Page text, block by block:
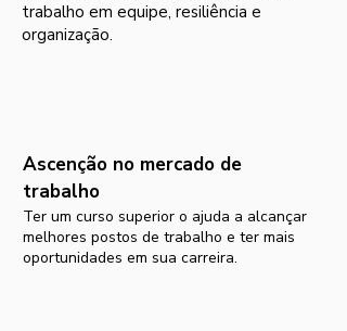
trabalho em equipe, resiliência e
organização.
Ascenção no mercado de
trabalho
Ter um curso superior o ajuda a alcançar
melhores postos de trabalho e ter mais
oportunidades em sua carreira.